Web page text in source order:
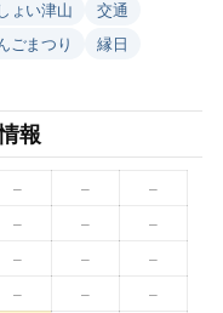
ょい津山
交通
ごまつり
縁日
報
– –
–
– – –
– –
–
– – –